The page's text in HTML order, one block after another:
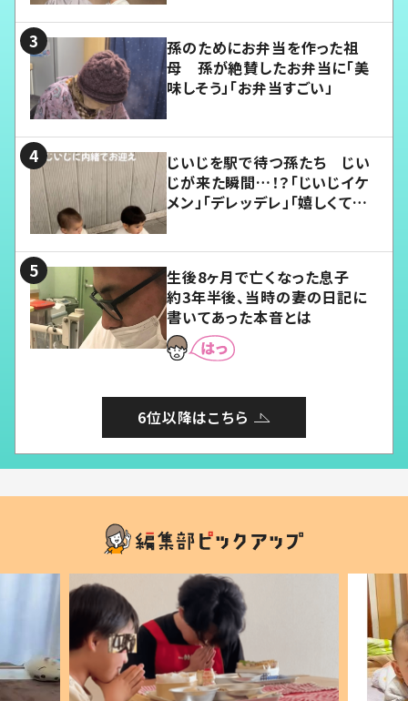
孫のためにお弁当を作った祖
母 孫が絶賛したお弁当に「美
味しそう」「お弁当すごい」
じいじを駅で待つ孫たち じい
じが来た瞬間…！？「じいじイケ
メン」「デレッデレ」「嬉しくて可
生後8ヶ月で亡くなった息子
約3年半後、当時の妻の日記に
書いてあった本音とは
6位以降はこちら